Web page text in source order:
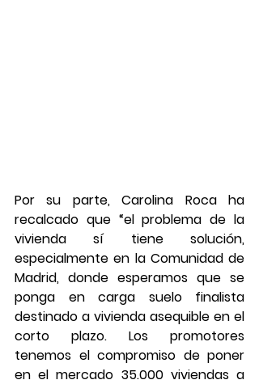
Por su parte, Carolina Roca ha
recalcado que “el problema de la
vivienda sí tiene solución,
especialmente en la Comunidad de
Madrid, donde esperamos que se
ponga en carga suelo finalista
destinado a vivienda asequible en el
corto plazo. Los promotores
tenemos el compromiso de poner
en el mercado 35.000 viviendas a